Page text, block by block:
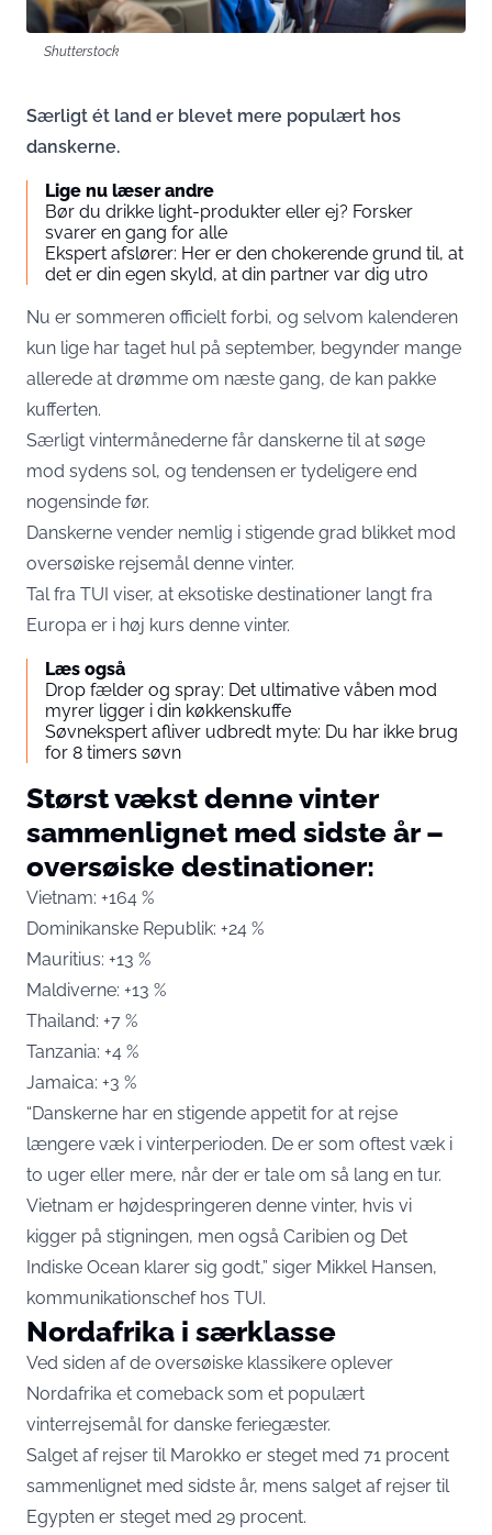
Shutterstock
Særligt ét land er blevet mere populært hos
danskerne.
Lige nu læser andre
Bør du drikke light-produkter eller ej? Forsker
svarer en gang for alle
Ekspert afslører: Her er den chokerende grund til, at
det er din egen skyld, at din partner var dig utro
Nu er sommeren officielt forbi, og selvom kalenderen
kun lige har taget hul på september, begynder mange
allerede at drømme om næste gang, de kan pakke
kufferten.
Særligt vintermånederne får danskerne til at søge
mod sydens sol, og tendensen er tydeligere end
nogensinde før.
Danskerne vender nemlig i stigende grad blikket mod
oversøiske rejsemål denne vinter.
Tal fra TUI viser, at eksotiske destinationer langt fra
Europa er i høj kurs denne vinter.
Læs også
Drop fælder og spray: Det ultimative våben mod
myrer ligger i din køkkenskuffe
Søvnekspert afliver udbredt myte: Du har ikke brug
for 8 timers søvn
Størst vækst denne vinter
sammenlignet med sidste år –
oversøiske destinationer:
Vietnam: +164 %
Dominikanske Republik: +24 %
Mauritius: +13 %
Maldiverne: +13 %
Thailand: +7 %
Tanzania: +4 %
Jamaica: +3 %
“Danskerne har en stigende appetit for at rejse
længere væk i vinterperioden. De er som oftest væk i
to uger eller mere, når der er tale om så lang en tur.
Vietnam er højdespringeren denne vinter, hvis vi
kigger på stigningen, men også Caribien og Det
Indiske Ocean klarer sig godt,” siger Mikkel Hansen,
kommunikationschef hos TUI.
Nordafrika i særklasse
Ved siden af de oversøiske klassikere oplever
Nordafrika et comeback som et populært
vinterrejsemål for danske feriegæster.
Salget af rejser til Marokko er steget med 71 procent
sammenlignet med sidste år, mens salget af rejser til
Egypten er steget med 29 procent.